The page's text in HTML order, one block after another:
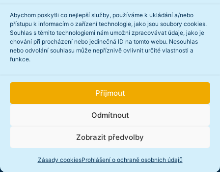
Abychom poskytli co nejlepší služby, používáme k ukládání a/nebo
přístupu k informacím o zařízení technologie, jako jsou soubory cookies.
Souhlas s těmito technologiemi nám umožní zpracovávat údaje, jako je
chování při procházení nebo jedinečná ID na tomto webu. Nesouhlas
nebo odvolání souhlasu může nepříznivě ovlivnit určité vlastnosti a
funkce.
Přijmout
Odmítnout
Zobrazit předvolby
Zásady cookiesProhlášení o ochraně osobních údajů
Novinky
Projekt „Rosteme v zahradě“